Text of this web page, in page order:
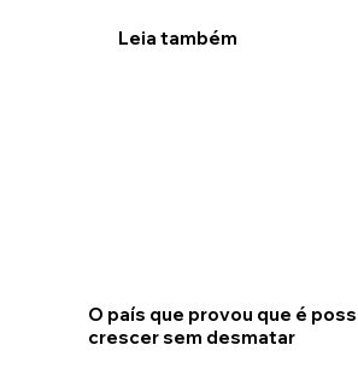
O país que provou que é
crescer sem desmatar
Leia também